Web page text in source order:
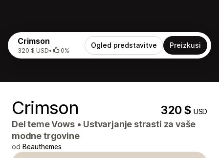
Crimson
320 $ USD• 0%
Ogled predstavitve Preizkusi
Crimson 320 $USD
Del temeVows • Ustvarjanje strasti za vaše
modne trgovine
od Beauthemes